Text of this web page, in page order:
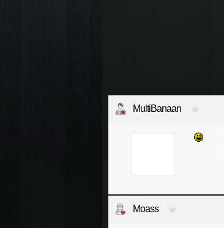
MultiBanaan
Moass